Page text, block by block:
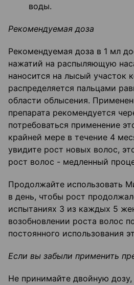
воды.
Рекомендуемая доза
Рекомендуемая доза в 1 мл
нажатий на распыляющую
наносится на лысый участок
распределяется пальцами
области облысения.
препарата рекомендуется
потребоваться применение
крайней мере в течение 4
увидите рост новых волос,
рост волос - медленный
Продолжайте использовать
в день, чтобы рост
испытаниях 3 из каждых 5
возобновлении роста волос
постоянного использования
Если вы забыли применить
Не принимайте двойную дозу,